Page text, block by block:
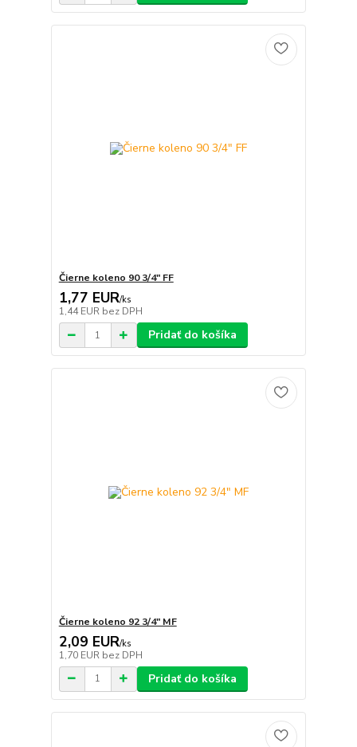
Čierne koleno 90 3/4" FF
1,77 EUR/ks
1,44 EUR bez DPH
Pridať do košíka
Čierne koleno 92 3/4" MF
2,09 EUR/ks
1,70 EUR bez DPH
Pridať do košíka